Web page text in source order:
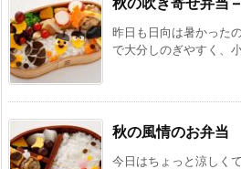
昨日も日向は暑かった
で大分しのぎやすく、
秋の風情のお弁当
今日はちょっと涼しく